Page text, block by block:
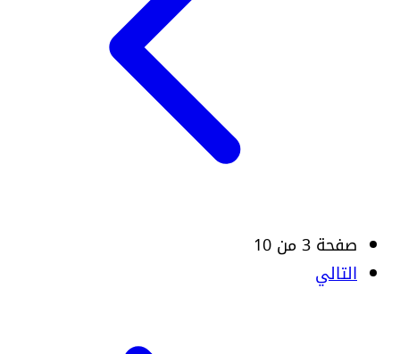
صفحة 3 من 10
التالي